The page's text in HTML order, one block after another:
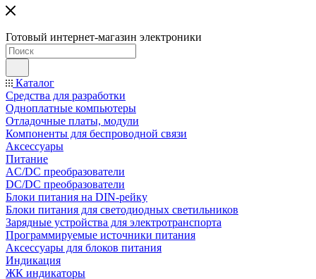
Готовый интернет-магазин электроники
Каталог
Средства для разработки
Одноплатные компьютеры
Отладочные платы, модули
Компоненты для беспроводной связи
Аксессуары
Питание
AC/DC преобразователи
DC/DC преобразователи
Блоки питания на DIN-рейку
Блоки питания для светодиодных светильников
Зарядные устройства для электротранспорта
Программируемые источники питания
Аксессуары для блоков питания
Индикация
ЖК индикаторы